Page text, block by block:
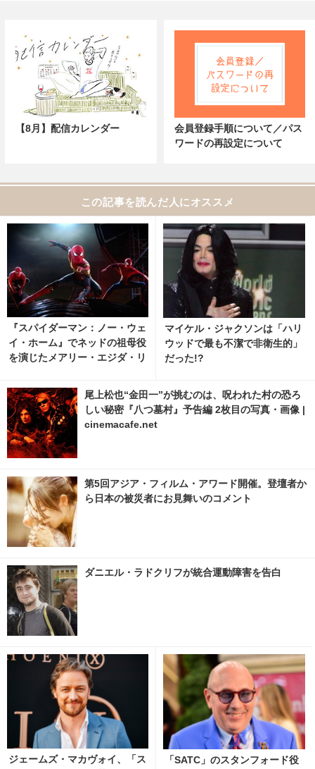
【8月】配信カレンダー
会員登録手順について／パス
ワードの再設定について
この記事を読んだ人にオススメ
『スパイダーマン：ノー・ウェ
イ・ホーム』でネッドの祖母役
を演じたメアリー・エジダ・リ
コブ・バタロンが追悼 2枚目の
写真・画像 | cinemacafe.net
マイケル・ジャクソンは「ハリ
ウッドで最も不潔で非衛生的」
だった!?
尾上松也“金田一”が挑むのは、呪われた村の恐ろ
しい秘密『八つ墓村』予告編 2枚目の写真・画像 |
cinemacafe.net
第5回アジア・フィルム・アワード開催。登壇者か
ら日本の被災者にお見舞いのコメント
ダニエル・ラドクリフが統合運動障害を告白
ジェームズ・マカヴォイ、「ス
「SATC」のスタンフォード役